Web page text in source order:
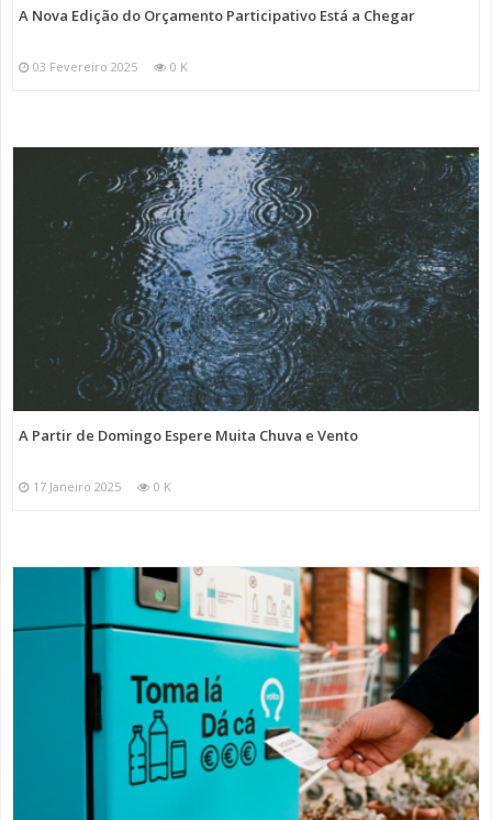
A Nova Edição do Orçamento Participativo Está a Chegar
03 Fevereiro 2025 0 K
A Partir de Domingo Espere Muita Chuva e Vento
17 Janeiro 2025 0 K